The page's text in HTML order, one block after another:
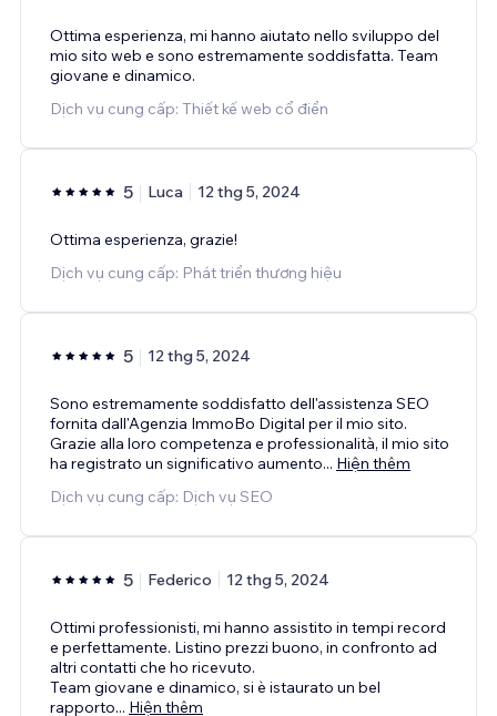
Ottima esperienza, mi hanno aiutato nello sviluppo del
mio sito web e sono estremamente soddisfatta. Team
giovane e dinamico.
Dịch vụ cung cấp: Thiết kế web cổ điển
5 Luca 12 thg 5, 2024
Ottima esperienza, grazie!
Dịch vụ cung cấp: Phát triển thương hiệu
5 12 thg 5, 2024
Sono estremamente soddisfatto dell'assistenza SEO
fornita dall'Agenzia ImmoBo Digital per il mio sito.
Grazie alla loro competenza e professionalità, il mio sito
ha registrato un significativo aumento... Hiện thêm
Dịch vụ cung cấp: Dịch vụ SEO
5 Federico 12 thg 5, 2024
Ottimi professionisti, mi hanno assistito in tempi record
e perfettamente. Listino prezzi buono, in confronto ad
altri contatti che ho ricevuto.
Team giovane e dinamico, si è istaurato un bel
rapporto... Hiện thêm